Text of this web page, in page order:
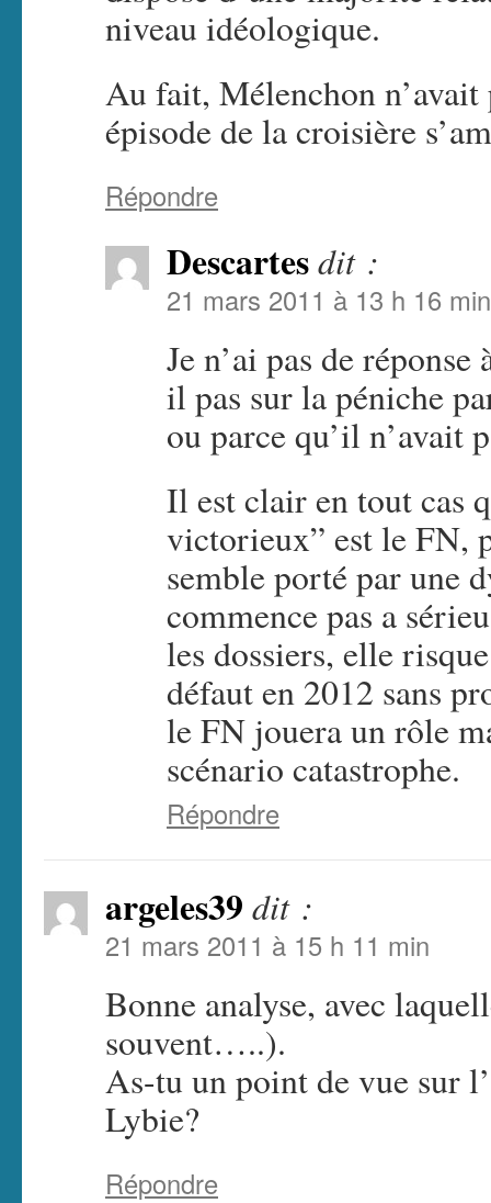
niveau idéologique.
Au fait, Mélenchon n’avait
épisode de la croisière
Répondre
Descartesdit :
21 mars 2011 à 13 h 16 min
Je n’ai pas de
il pas sur la péniche
ou parce qu’il n’avait
Il est clair en tout cas
victorieux” est le FN,
semble porté par une
commence pas a
les dossiers, elle
défaut en 2012 sans
le FN jouera un rôle
scénario catastrophe.
Répondre
argeles39 dit :
21 mars 2011 à 15 h 11 min
Bonne analyse, avec
souvent…..).
As-tu un point de vue sur
Lybie?
Répondre